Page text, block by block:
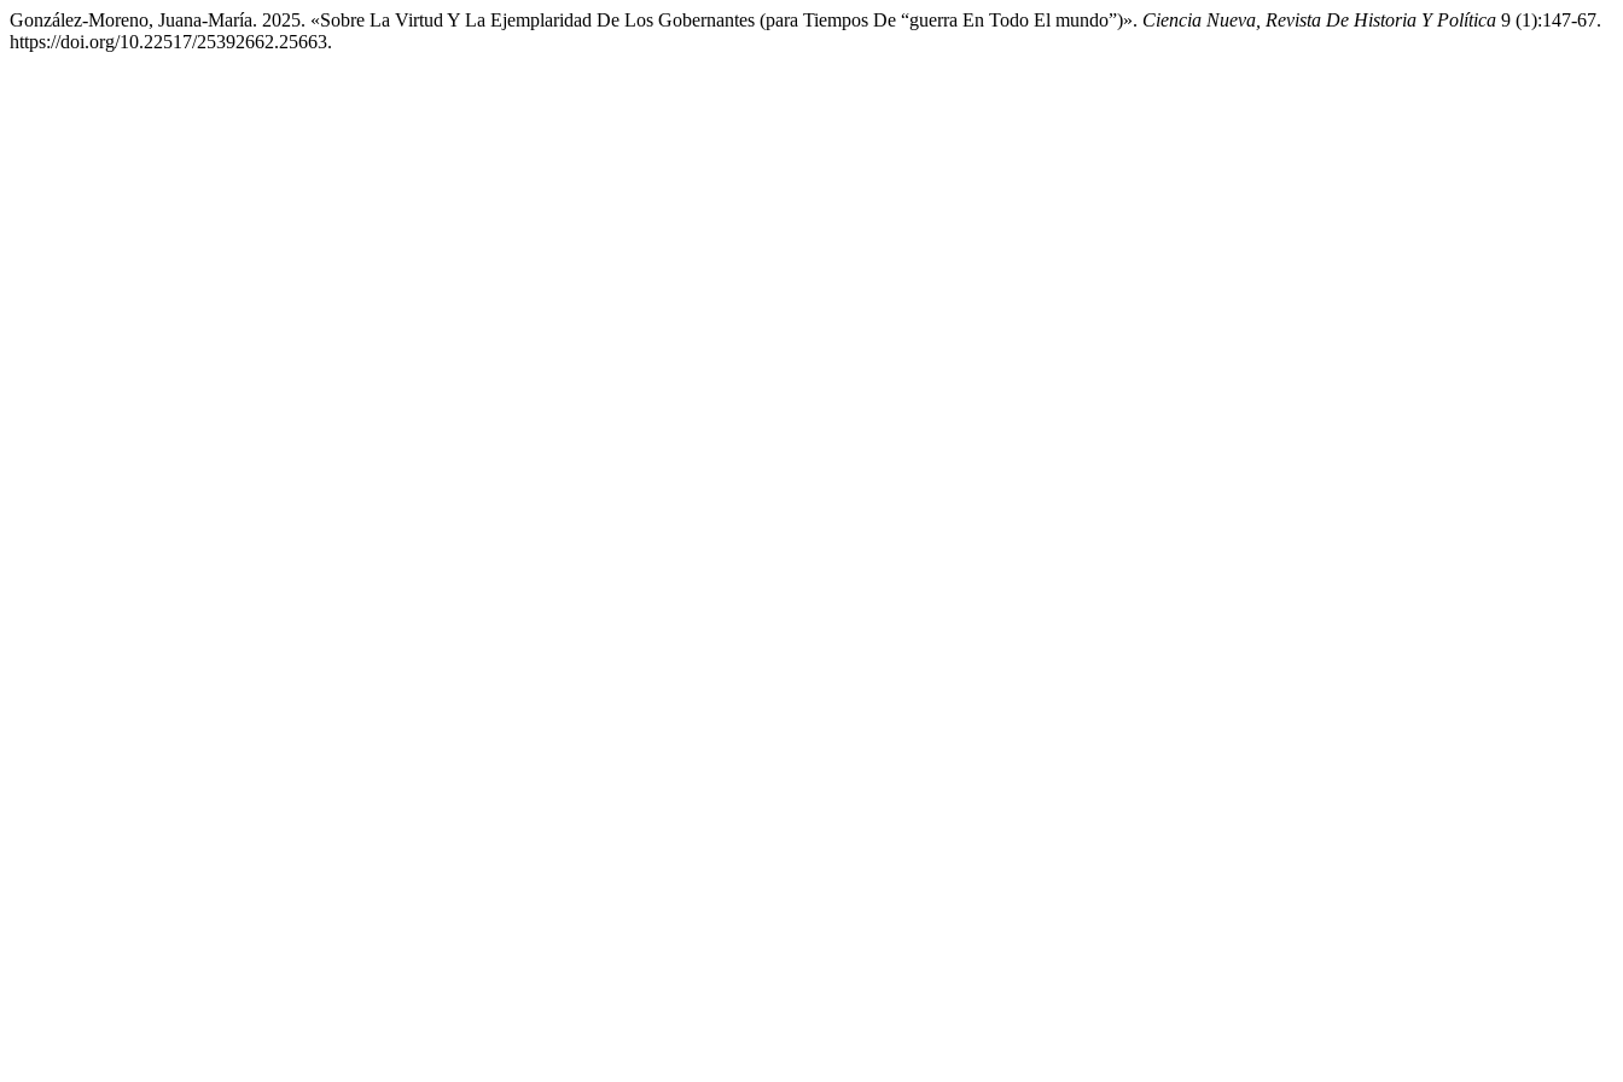
González-Moreno, Juana-María. 2025. «Sobre La Virtud Y La Ejemplaridad De Los Gobernantes (para Tiempos De “guerra En Todo El mundo”)». Ciencia Nueva, Revista De Historia Y Política 9 (1):147-67.
https://doi.org/10.22517/25392662.25663.